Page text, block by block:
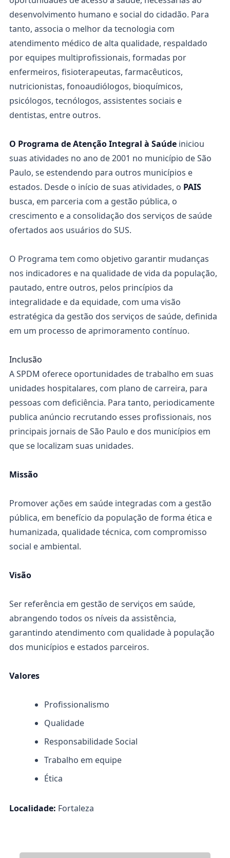
desenvolvimento humano e social do cidadão. Para
tanto, associa o melhor da tecnologia com
atendimento médico de alta qualidade, respaldado
por equipes multiprofissionais, formadas por
enfermeiros, fisioterapeutas, farmacêuticos,
nutricionistas, fonoaudiólogos, bioquímicos,
psicólogos, tecnólogos, assistentes sociais e
dentistas, entre outros.
O Programa de Atenção Integral à Saúde iniciou
suas atividades no ano de 2001 no município de São
Paulo, se estendendo para outros municípios e
estados. Desde o início de suas atividades, o PAIS
busca, em parceria com a gestão pública, o
crescimento e a consolidação dos serviços de saúde
ofertados aos usuários do SUS.
O Programa tem como objetivo garantir mudanças
nos indicadores e na qualidade de vida da população,
pautado, entre outros, pelos princípios da
integralidade e da equidade, com uma visão
estratégica da gestão dos serviços de saúde, definida
em um processo de aprimoramento contínuo.
Inclusão
A SPDM oferece oportunidades de trabalho em suas
unidades hospitalares, com plano de carreira, para
pessoas com deficiência. Para tanto, periodicamente
publica anúncio recrutando esses profissionais, nos
principais jornais de São Paulo e dos municípios em
que se localizam suas unidades.
Missão
Promover ações em saúde integradas com a gestão
pública, em benefício da população de forma ética e
humanizada, qualidade técnica, com compromisso
social e ambiental.
Visão
Ser referência em gestão de serviços em saúde,
abrangendo todos os níveis da assistência,
garantindo atendimento com qualidade à população
dos municípios e estados parceiros.
Valores
Profissionalismo
Qualidade
Responsabilidade Social
Trabalho em equipe
Ética
Localidade: Fortaleza